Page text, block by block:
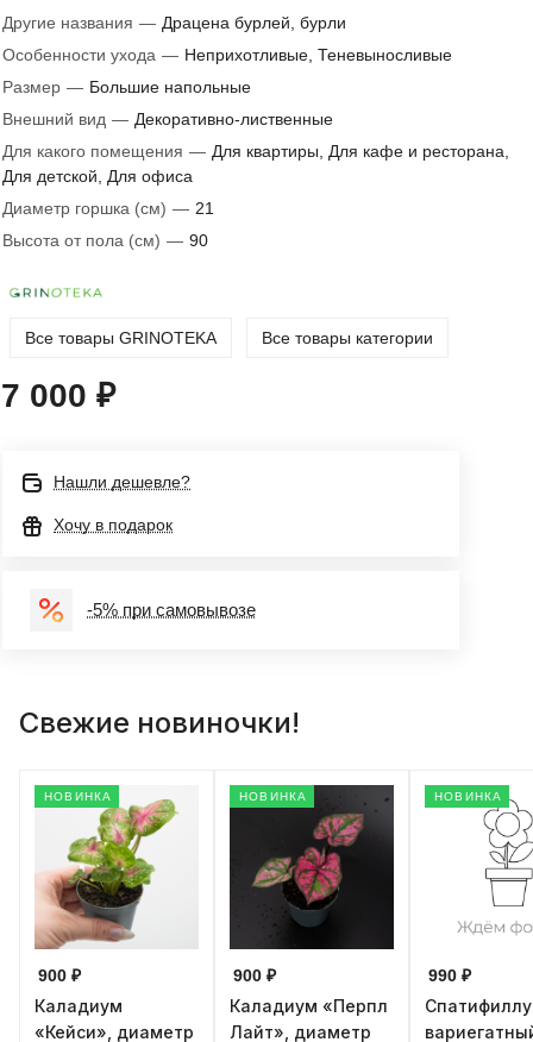
Другие названия — Драцена бурлей, бурли
Особенности ухода — Неприхотливые, Теневыносливые
Размер — Большие напольные
Внешний вид — Декоративно-лиственные
Для какого помещения — Для квартиры, Для кафе и ресторана,
Для детской, Для офиса
Диаметр горшка (см) — 21
Высота от пола (см) — 90
Все товары GRINOTEKA Все товары категории
7 000 ₽
Нашли дешевле?
Хочу в подарок
-5% при самовывозе
Свежие новиночки!
НОВИНКА
900 ₽
Каладиум
«Кейси», диаметр
НОВИНКА
900 ₽
Каладиум «Перпл
Лайт», диаметр
НОВИНКА
990 ₽